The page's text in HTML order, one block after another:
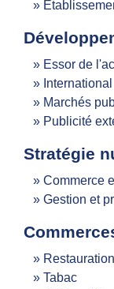
Essor de
International
Marchés
Publicité
Stratégie
Commerce
Gestion et
Tabac